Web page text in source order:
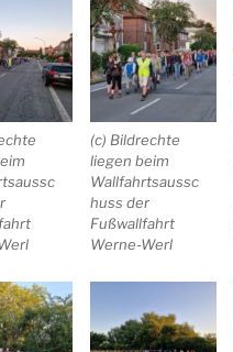
(c) Bildrechte
liegen beim
Wallfahrtsaussc
huss der
Fußwallfahrt
Werne-Werl